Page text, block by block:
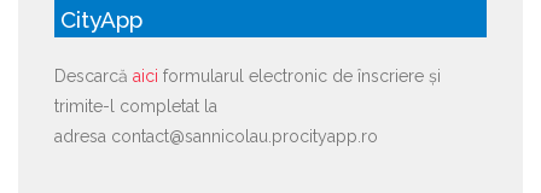
CityApp
Descarcă aici formularul electronic de înscriere și
trimite-l completat la
adresa contact@sannicolau.procityapp.ro